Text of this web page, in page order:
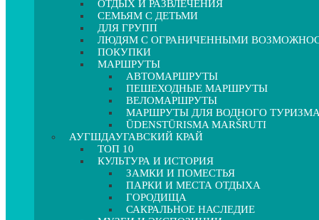
ОТДЫХ И РАЗВЛЕЧЕНИЯ
СЕМЬЯМ С ДЕТЬМИ
ДЛЯ ГРУПП
ЛЮДЯМ С ОГРАНИЧЕННЫМИ
ПОКУПКИ
МАРШРУТЫ
АВТОМАРШРУТЫ
ПЕШЕХОДНЫЕ МАРШРУТЫ
ВЕЛОМАРШРУТЫ
МАРШРУТЫ ДЛЯ ВОДНОГО ТУРИЗМА
ŪDENSTŪRISMA MARŠRUTI
АУГШДАУГАВСКИЙ КРАЙ
ТОП 10
КУЛЬТУРА И ИСТОРИЯ
ЗАМКИ И ПОМЕСТЬЯ
ПАРКИ И МЕСТА ОТДЫХА
ГОРОДИЩА
САКРАЛЬНОЕ НАСЛЕДИЕ